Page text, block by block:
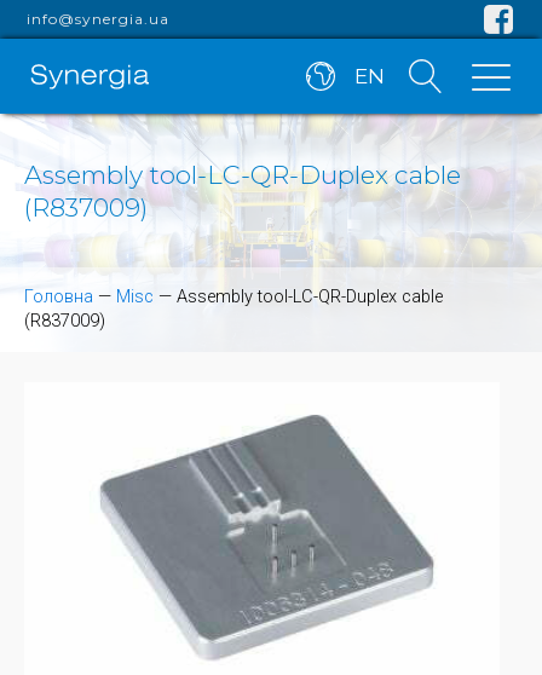
info@synergia.ua
EN
Assembly tool-LC-QR-Duplex cable
(R837009)
Головна — Misc — Assembly tool-LC-QR-Duplex cable
(R837009)